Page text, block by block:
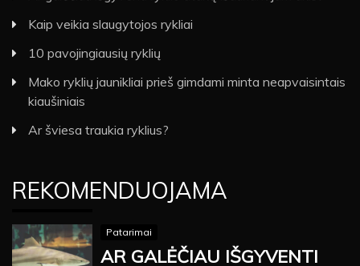
Kaip veikia slaugytojos rykliai
10 pavojingiausių ryklių
Mako ryklių jaunikliai prieš gimdami minta neapvaisintais
kiaušiniais
Ar šviesa traukia ryklius?
REKOMENDUOJAMA
Patarimai
AR GALĖČIAU IŠGYVENTI